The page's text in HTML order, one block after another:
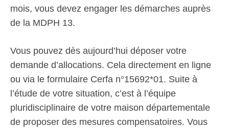
mois, vous devez engager les démarches auprès
de la MDPH 13.
Vous pouvez dès aujourd’hui déposer votre
demande d’allocations. Cela directement en ligne
ou via le formulaire Cerfa n°15692*01. Suite à
l’étude de votre situation, c’est à l’équipe
pluridisciplinaire de votre maison départementale
de proposer des mesures compensatoires. Vous